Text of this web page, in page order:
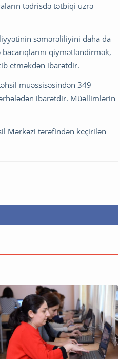
tədrisdə tətbiqi üzrə
səmərəliliyini daha da
qiymətləndirmək,
etməkdən ibarətdir.
müəssisəsindən 349
ibarətdir. Müəllimlərin
Mərkəzi tərəfindən keçirilən